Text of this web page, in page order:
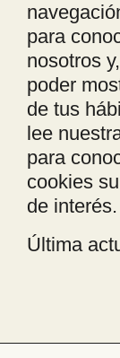
para
nosotros
poder
de tus
lee
para
cookies
de interés.
Última